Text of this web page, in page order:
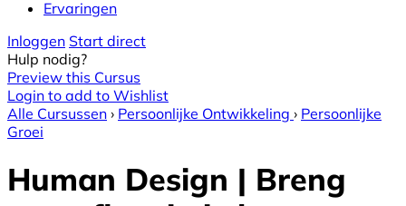
Ervaringen
Inloggen Start direct
Hulp nodig?
Preview this Cursus
Login to add to Wishlist
Alle Cursussen › Persoonlijke Ontwikkeling › Persoonlijke
Groei
Human Design | Breng